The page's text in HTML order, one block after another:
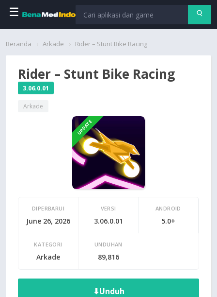
☰
Beranda
Permainan
Beranda Arkade Rider – Stunt Bike Racing
Rider – Stunt Bike Racing
3.06.0.01
Arkade
UPDATE
DIPERBARUI
June 26, 2026
VERSI
3.06.0.01
ANDROID
5.0+
KATEGORI
Arkade
UNDUHAN
89,816
⬇Unduh